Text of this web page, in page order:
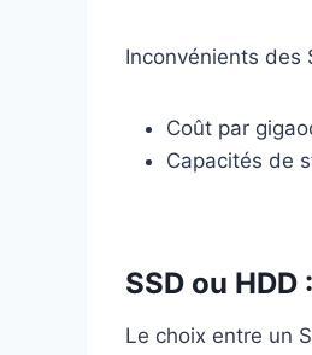
Inconvénients des
Coût par
Capacités de
SSD ou
Le choix entre un